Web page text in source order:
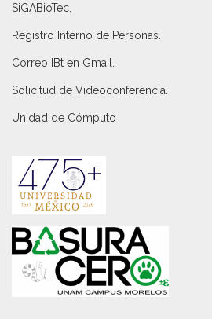
SiGABioTec.
Registro Interno de Personas
Correo IBt en Gmail
Solicitud de Videoconferencia.
Unidad de Cómputo